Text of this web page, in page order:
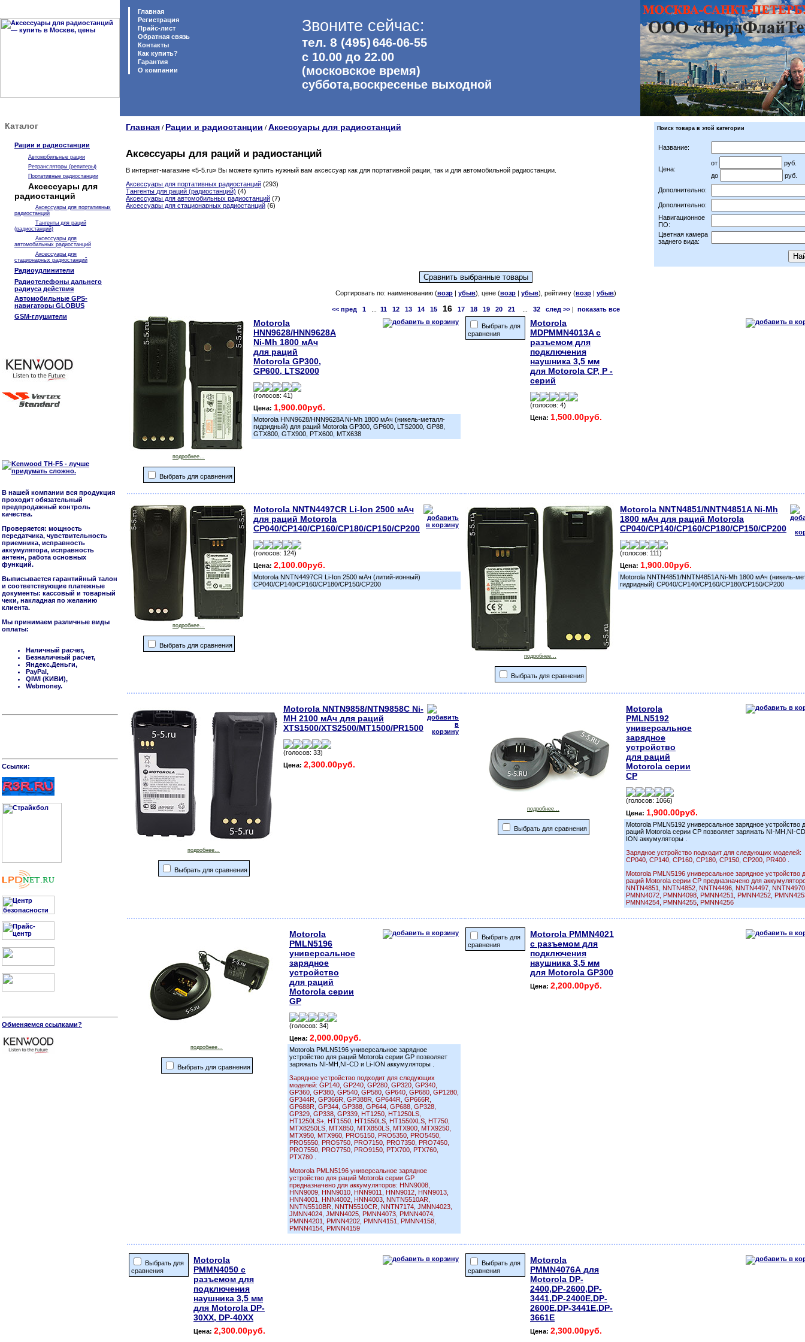
Главная
Регистрация
Прайс-лист
Обратная связь
Контакты
Как купить?
Гарантия
O компании
Звоните сейчас:
тел. 8 (495)646-06-55
с 10.00 до 22.00
(московское время)
суббота,воскресенье выходной
Каталог
Рации и радиостанции
Автомобильные рации
Ретрансляторы (репитеры)
Портативные радиостанции
Аксессуары для
радиостанций
Аксессуары для портативных
радиостанций
Тангенты для раций
(радиостанций)
Аксессуары для
автомобильных радиостанций
Аксессуары для
стационарных радиостанций
Радиоудлинители
Радиотелефоны дальнего
радиуса действия
Автомобильные GPS-
навигаторы GLOBUS
GSM-глушители
В нашей компании вся продукция
проходит обязательный
предпродажный контроль
качества.
Проверяется: мощность
передатчика, чувствительность
приемника, исправность
аккумулятора, исправность
антенн, работа основных
функций.
Выписывается гарантийный талон
и соответствующие платежные
документы: кассовый и товарный
чеки, накладная по желанию
клиента.
Мы принимаем различные виды
оплаты:
Наличный расчет,
Безналичный расчет,
Яндекс.Деньги,
PayPal,
QIWI (КИВИ),
Webmoney.
Cсылки:
Обменяемся ссылками?
Главная / Рации и радиостанции / Аксессуары для радиостанций Поиск товара в этой категории
Название:
Цена:
от
руб.
до
руб.
Дополнительно:
Дополнительно:
Навигационное
ПО:
Цветная камера
заднего вида:
Аксессуары для раций и радиостанций
В интернет-магазине «5-5.ru» Вы можете купить нужный вам аксессуар как для портативной рации, так и для автомобильной радиостанции.
Аксессуары для портативных радиостанций (293)
Тангенты для раций (радиостанций) (4)
Аксессуары для автомобильных радиостанций (7)
Аксессуары для стационарных радиостанций (6)
Сортировать по: наименованию (возр | убыв), цене (возр | убыв), рейтингу (возр | убыв)
<< пред 1 11 12 13 14 15 16 17 18 19 20 21 32 след >> | показать все
подробнее...
Выбрать для сравнения
Motorola
HNN9628/HNN9628A
Ni-Mh 1800 мАч
для раций
Motorola GP300,
GP600, LTS2000
(голосов: 41)
Цена: 1,900.00руб.
Motorola HNN9628/HNN9628A Ni-Mh 1800 мАч (никель-металл-
гидридный) для раций Motorola GP300, GP600, LTS2000, GP88,
GTX800, GTX900, PTX600, MTX638
Выбрать для
сравнения
Motorola
MDPMMN4013A с
разъемом для
подключения
наушника 3,5 мм
для Motorola CP, P -
серий
(голосов: 4)
Цена: 1,500.00руб.
подробнее...
Выбрать для сравнения
Motorola NNTN4497СR Li-Ion 2500 мАч
для раций Motorola
CP040/CP140/CP160/CP180/CP150/CP200
(голосов: 124)
Цена: 2,100.00руб.
Motorola NNTN4497CR Li-Ion 2500 мАч (литий-ионный)
CP040/CP140/CP160/CP180/CP150/CP200
подробнее...
Выбрать для сравнения
Motorola NNTN4851/NNTN4851A Ni-Mh
1800 мАч для раций Motorola
CP040/CP140/CP160/CP180/CP150/CP200
(голосов: 111)
Цена: 1,900.00руб.
Motorola NNTN4851/NNTN4851A Ni-Mh 1800 мАч (никель-
гидридный) CP040/CP140/CP160/CP180/CP150/CP200
подробнее...
Выбрать для сравнения
Motorola NNTN9858/NTN9858C Ni-
MH 2100 мАч для раций
XTS1500/XTS2500/MT1500/PR1500
(голосов: 33)
Цена: 2,300.00руб.
подробнее...
Выбрать для сравнения
Motorola
PMLN5192
универсальное
зарядное
устройство
для раций
Motorola серии
CP
(голосов: 1066)
Цена: 1,900.00руб.
Motorola PMLN5192 универсальное зарядное устройство
раций Motorola серии CP позволяет заряжать NI-MH,NI-
ION аккумуляторы .
Зарядное устройство подходит для следующих моделей:
CP040, CP140, CP160, CP180, CP150, CP200, PR400 .
Motorola PMLN5196 универсальное зарядное устройство
раций Motorola серии CP предназначено для
NNTN4851, NNTN4852, NNTN4496, NNTN4497,
PMNN4072, PMNN4098, PMNN4251, PMNN4252,
PMNN4254, PMNN4255, PMNN4256
подробнее...
Выбрать для сравнения
Motorola
PMLN5196
универсальное
зарядное
устройство
для раций
Motorola серии
GP
(голосов: 34)
Цена: 2,000.00руб.
Motorola PMLN5196 универсальное зарядное
устройство для раций Motorola серии GP позволяет
заряжать NI-MH,NI-CD и Li-ION аккумуляторы .
Зарядное устройство подходит для следующих
моделей: GP140, GP240, GP280, GP320, GP340,
GP360, GP380, GP540, GP580, GP640, GP680, GP1280,
GP344R, GP366R, GP388R, GP644R, GP666R,
GP688R, GP344, GP388, GP644, GP688, GP328,
GP329, GP338, GP339, HT1250, HT1250LS,
HT1250LS+, HT1550, HT1550LS, HT1550XLS, HT750,
MTX8250LS, MTX850, MTX850LS, MTX900, MTX9250,
MTX950, MTX960, PRO5150, PRO5350, PRO5450,
PRO5550, PRO5750, PRO7150, PRO7350, PRO7450,
PRO7550, PRO7750, PRO9150, PTX700, PTX760,
PTX780 .
Motorola PMLN5196 универсальное зарядное
устройство для раций Motorola серии GP
предназначено для аккумуляторов: HNN9008,
HNN9009, HNN9010, HNN9011, HNN9012, HNN9013,
HNN4001, HNN4002, HNN4003, NNTN5510AR,
NNTN5510BR, NNTN5510CR, NNTN7174, JMNN4023,
JMNN4024, JMNN4025, PMNN4073, PMNN4074,
PMNN4201, PMNN4202, PMNN4151, PMNN4158,
PMNN4154, PMNN4159
Выбрать для
сравнения
Motorola PMMN4021
с разъемом для
подключения
наушника 3,5 мм
для Motorola GP300
Цена: 2,200.00руб.
Выбрать для
сравнения
Motorola
PMMN4050 с
разъемом для
подключения
наушника 3,5 мм
для Motorola DP-
30ХХ, DP-40ХХ
Цена: 2,300.00руб.
Выбрать для
сравнения
Motorola
PMMN4076А для
Motorola DP-
2400,DP-2600,DP-
3441,DP-2400E,DP-
2600E,DP-3441E,DP-
3661E
Цена: 2,300.00руб.